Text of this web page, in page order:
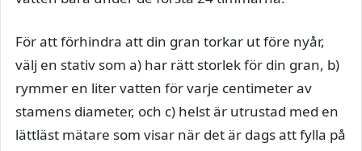
För att förhindra att din gran torkar ut före nyår,
välj en stativ som a) har rätt storlek för din gran, b)
rymmer en liter vatten för varje centimeter av
stamens diameter, och c) helst är utrustad med en
lättläst mätare som visar när det är dags att fylla på